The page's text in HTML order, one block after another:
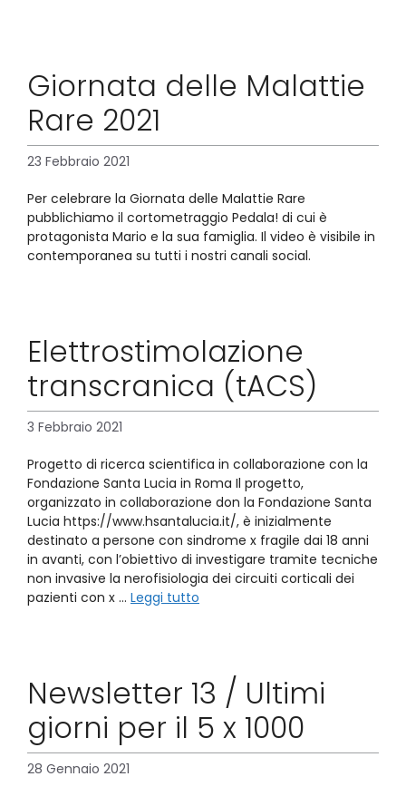
Giornata delle Malattie
Rare 2021
23 Febbraio 2021
Per celebrare la Giornata delle Malattie Rare
pubblichiamo il cortometraggio Pedala! di cui è
protagonista Mario e la sua famiglia. Il video è visibile in
contemporanea su tutti i nostri canali social.
Elettrostimolazione
transcranica (tACS)
3 Febbraio 2021
Progetto di ricerca scientifica in collaborazione con la
Fondazione Santa Lucia in Roma Il progetto,
organizzato in collaborazione don la Fondazione Santa
Lucia https://www.hsantalucia.it/, è inizialmente
destinato a persone con sindrome x fragile dai 18 anni
in avanti, con l’obiettivo di investigare tramite tecniche
non invasive la nerofisiologia dei circuiti corticali dei
pazienti con x … Leggi tutto
Newsletter 13 / Ultimi
giorni per il 5 x 1000
28 Gennaio 2021